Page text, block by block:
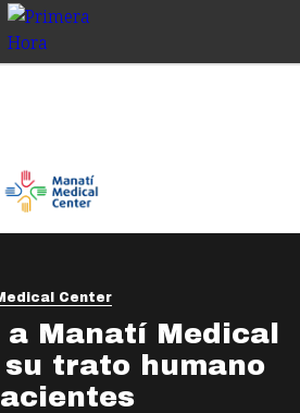
Center
a Manatí Medical
trato humano